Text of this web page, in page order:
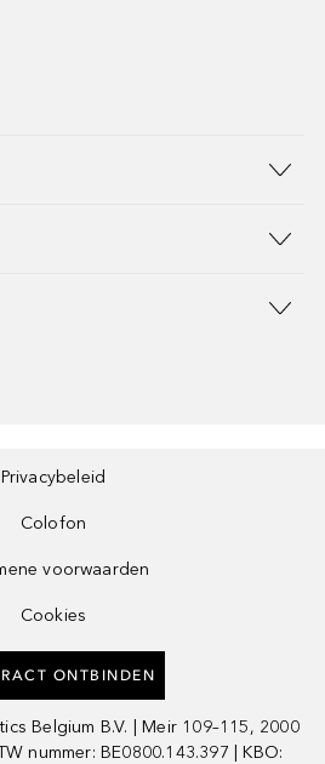
Privacybeleid
Colofon
voorwaarden
Cookies
ONTBINDEN
Belgium B.V. | Meir 109–115, 2000
nummer: BE0800.143.397 | KBO: